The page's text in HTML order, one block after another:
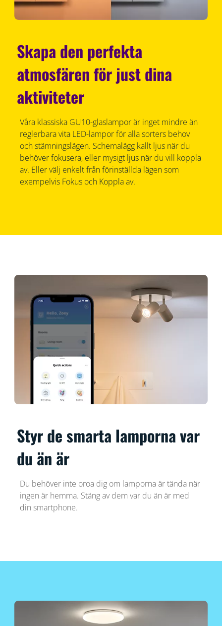
Skapa den perfekta
atmosfären för just dina
aktiviteter
Våra klassiska GU10-glaslampor är inget mindre än
reglerbara vita LED-lampor för alla sorters behov
och stämningslägen. Schemalägg kallt ljus när du
behöver fokusera, eller mysigt ljus när du vill koppla
av. Eller välj enkelt från förinställda lägen som
exempelvis Fokus och Koppla av.
Styr de smarta lamporna var
du än är
Du behöver inte oroa dig om lamporna är tända när
ingen är hemma. Stäng av dem var du än är med
din smartphone.